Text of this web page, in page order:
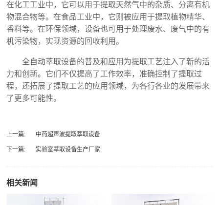
在化工工业中，它可以用于提取天然气中的杂质、分离有机
物混合物等。在食品工业中，它则被应用于提取植物精华、
香料等。在环保领域，设备也可用于处理废水、废气中的有
机污染物，实现资源的回收利用。
全自动萃取设备的普及和应用为提取工艺注入了新的活
力和创新。它们不仅提高了工作效率，准确控制了提取过
程，还拓展了提取工艺的应用领域，为各行各业的发展带来
了更多可能性。‍
上一篇: 中药超声波提取萃取设备
下一篇: 实验室萃取设备生产厂家
相关新闻